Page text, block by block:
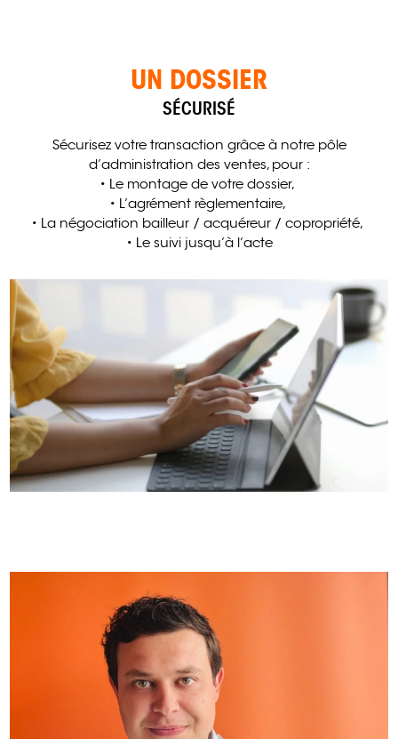
UN DOSSIER
SÉCURISÉ
Sécurisez votre transaction grâce à notre pôle
d’administration des ventes, pour :
• Le montage de votre dossier,
• L’agrément règlementaire,
• La négociation bailleur / acquéreur / copropriété,
• Le suivi jusqu’à l’acte